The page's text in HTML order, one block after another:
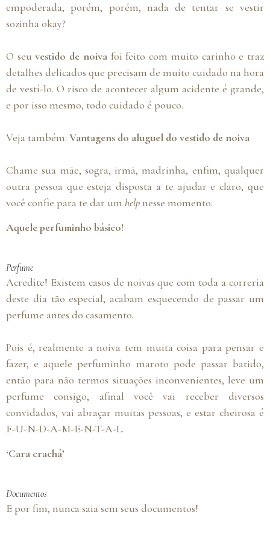
empoderada, porém, porém, nada de tentar se vestir
sozinha okay?
O seuvestido de noivafoi feito com muito carinho e traz
detalhes delicados que precisam de muito cuidado na hora
de vestí-lo. O risco de acontecer algum acidente é grande,
e por isso mesmo, todo cuidado é pouco.
Veja também: Vantagens do aluguel do vestido de noiva
Chame sua mãe, sogra, irmã, madrinha, enfim, qualquer
outra pessoa que esteja disposta a te ajudar e claro, que
você confie para te dar um helpnesse momento.
Aquele perfuminho básico!
Perfume
Acredite! Existem casos de noivas que com toda a correria
deste dia tão especial, acabam esquecendo de passar um
perfume antes do casamento.
Pois é, realmente a noiva tem muita coisa para pensar e
fazer, e aquele perfuminho maroto pode passar batido,
então para não termos situações inconvenientes, leve um
perfume consigo, afinal você vai receber diversos
convidados, vai abraçar muitas pessoas, e estar cheirosa é
F-U-N-D-A-M-E-N-T-A-L.
‘Cara crachá’
Documentos
E por fim, nunca saia sem seus documentos!